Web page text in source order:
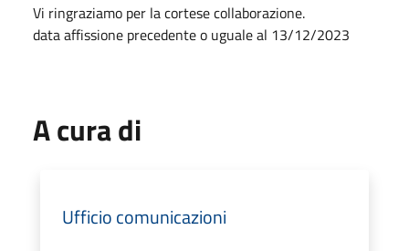
Vi ringraziamo per la cortese collaborazione.
data affissione precedente o uguale al 13/12/2023
A cura di
Ufficio comunicazioni